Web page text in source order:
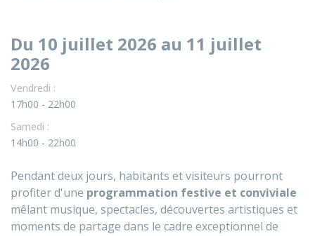
Du 10 juillet 2026 au 11 juillet
2026
Vendredi :
17h00 - 22h00
Samedi :
14h00 - 22h00
Pendant deux jours, habitants et visiteurs pourront
profiter d'une programmation festive et conviviale
mêlant musique, spectacles, découvertes artistiques et
moments de partage dans le cadre exceptionnel de